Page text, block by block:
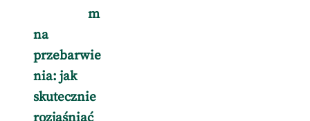
m
na
przebarwie
nia: jak
skutecznie